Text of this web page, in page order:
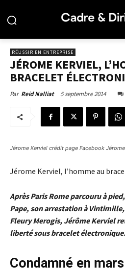
RÉUSSIR EN ENTREPRISE
JÉROME KERVIEL,
BRACELET
Par Reid Nalliat 5 septembre 2014
Jérome Kerviel crédit page Facebook
Jérome Kerviel, l’homme au
Après Paris Rome parcouru à
Pape, son arrestation à
Fleury Merogis, Jérôme Kerviel
liberté sous bracelet
Condamné en